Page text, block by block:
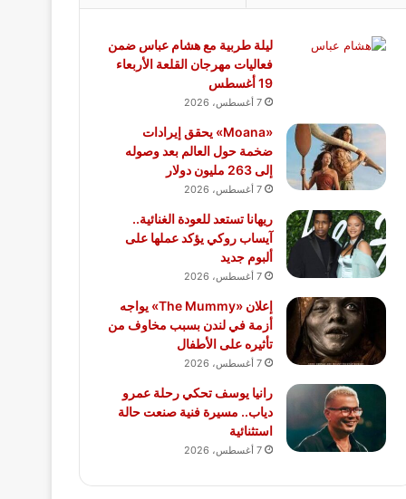
ليلة طربية مع هشام عباس ضمن
فعاليات مهرجان القلعة الأربعاء
19 أغسطس
7 أغسطس، 2026
«Moana» يحقق إيرادات
ضخمة حول العالم بعد وصوله
إلى 263 مليون دولار
7 أغسطس، 2026
ريهانا تستعد للعودة الغنائية..
آيساب روكي يؤكد عملها على
ألبوم جديد
7 أغسطس، 2026
إعلان «The Mummy» يواجه
أزمة في لندن بسبب مخاوف من
تأثيره على الأطفال
7 أغسطس، 2026
رانيا يوسف تحكي رحلة عمرو
دياب.. مسيرة فنية صنعت حالة
استثنائية
7 أغسطس، 2026